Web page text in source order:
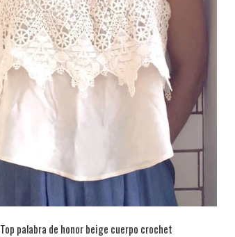
Top palabra de honor beige cuerpo crochet